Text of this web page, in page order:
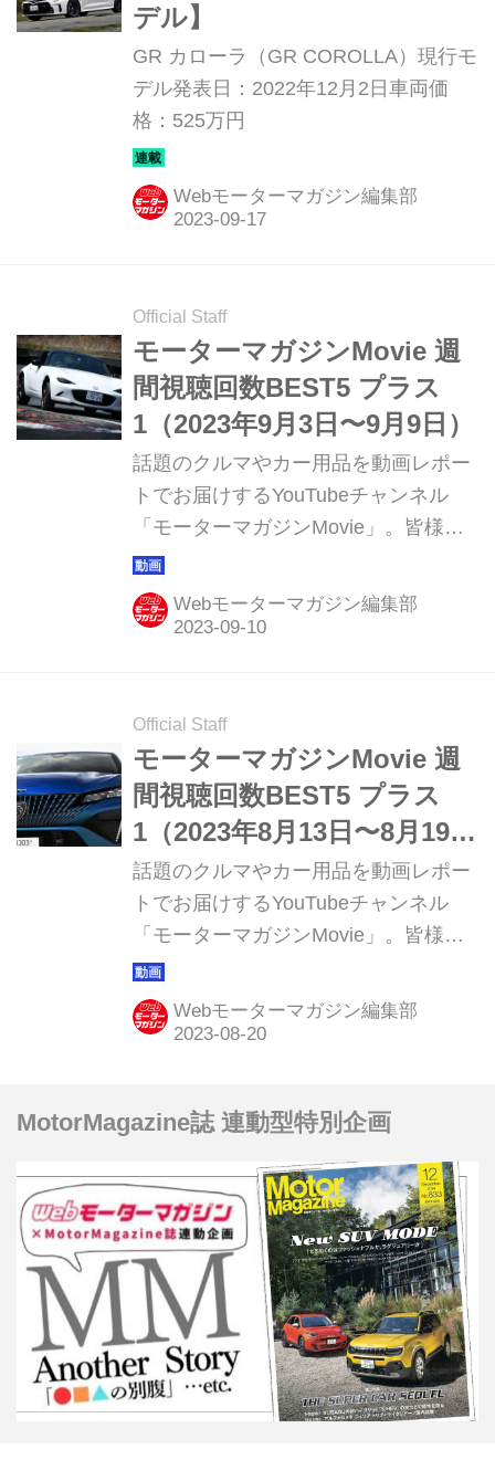
デル】
GR カローラ（GR COROLLA）現行モ
デル発表日：2022年12月2日車両価
格：525万円
Webモーターマガジン編集部
Official Staff
モーターマガジンMovie 週
間視聴回数BEST5 プラス
1（2023年9月3日〜9月9日）
話題のクルマやカー用品を動画レポー
トでお届けするYouTubeチャンネル
「モーターマガジンMovie」。皆様か
らご好評いただき15周年を迎えまし
た。このコーナーでは直近1週間の視
聴ランキング ベスト5と、動画制作班
Webモーターマガジン編集部
Official Staff
モーターマガジンMovie 週
間視聴回数BEST5 プラス
1（2023年8月13日〜8月19
日）
話題のクルマやカー用品を動画レポー
トでお届けするYouTubeチャンネル
「モーターマガジンMovie」。皆様か
らご好評いただき15周年を迎えまし
た。このコーナーでは直近1週間の視
聴ランキング ベスト5と、動画制作班
Webモーターマガジン編集部
MotorMagazine誌 連動型特別企画